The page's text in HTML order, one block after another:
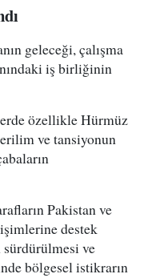
geleceği, çalışma
iş birliğinin
özellikle Hürmüz
ve tansiyonun
Pakistan ve
destek
ve
bölgesel istikrarın